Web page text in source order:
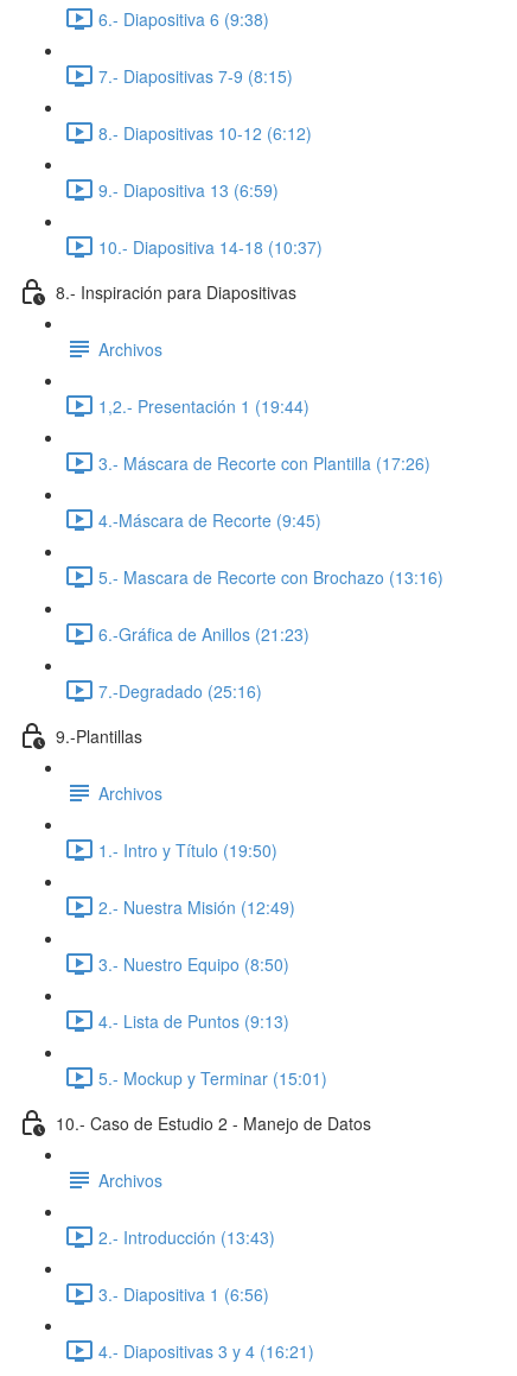
6.- Diapositiva 6 (9:38)
7.- Diapositivas 7-9 (8:15)
8.- Diapositivas 10-12 (6:12)
9.- Diapositiva 13 (6:59)
10.- Diapositiva 14-18 (10:37)
8.- Inspiración para Diapositivas
Archivos
1,2.- Presentación 1 (19:44)
3.- Máscara de Recorte con Plantilla (17:26)
4.-Máscara de Recorte (9:45)
5.- Mascara de Recorte con Brochazo (13:16)
6.-Gráfica de Anillos (21:23)
7.-Degradado (25:16)
9.-Plantillas
Archivos
1.- Intro y Título (19:50)
2.- Nuestra Misión (12:49)
3.- Nuestro Equipo (8:50)
4.- Lista de Puntos (9:13)
5.- Mockup y Terminar (15:01)
10.- Caso de Estudio 2 - Manejo de Datos
Archivos
2.- Introducción (13:43)
3.- Diapositiva 1 (6:56)
4.- Diapositivas 3 y 4 (16:21)